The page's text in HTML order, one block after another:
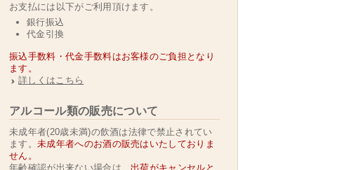
お支払には以下がご利用頂けます。
銀行振込
代金引換
振込手数料・代金手数料はお客様のご負担となり
ます。
詳しくはこちら
アルコール類の販売について
未成年者(20歳未満)の飲酒は法律で禁止されてい
ます。 未成年者へのお酒の販売はいたしておりま
せん。
年齢確認が出来ない場合は、出荷がキャンセルと